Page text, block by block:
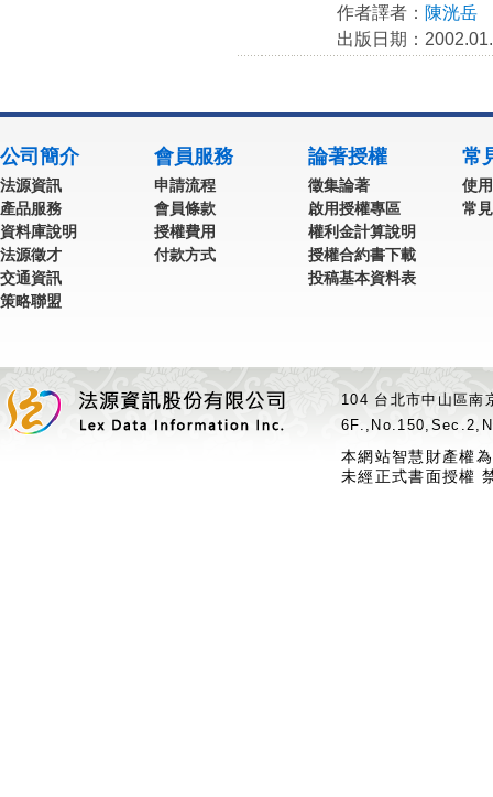
作者譯者： 陳洸岳
出版日期：
公司簡介
法源資訊
產品服務
資料庫說明
法源徵才
交通資訊
策略聯盟
會員服務
申請流程
會員條款
授權費用
付款方式
論著授權
徵集論著
啟用授權專區
權利金計算說明
授權合約書下載
投稿基本資料表
常
使
常
104 台北市中山區
本網站智慧財產權
未經正式書面授權